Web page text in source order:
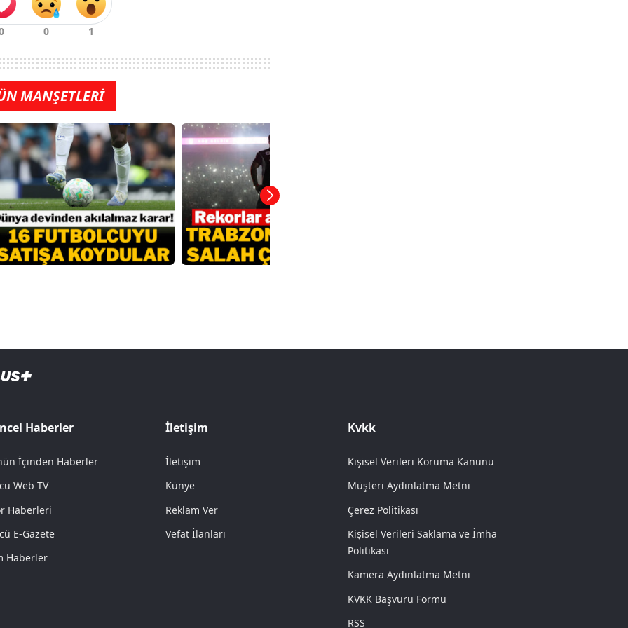
MANŞETLERİ
Haberler
İçinden Haberler
Web TV
Haberleri
E-Gazete
Haberler
İletişim
İletişim
Künye
Reklam Ver
Vefat İlanları
Kvkk
Kişisel Verileri Koruma Kanunu
Müşteri Aydınlatma Metni
Çerez Politikası
Kişisel Verileri Saklama ve İmha
Politikası
Kamera Aydınlatma Metni
KVKK Başvuru Formu
RSS